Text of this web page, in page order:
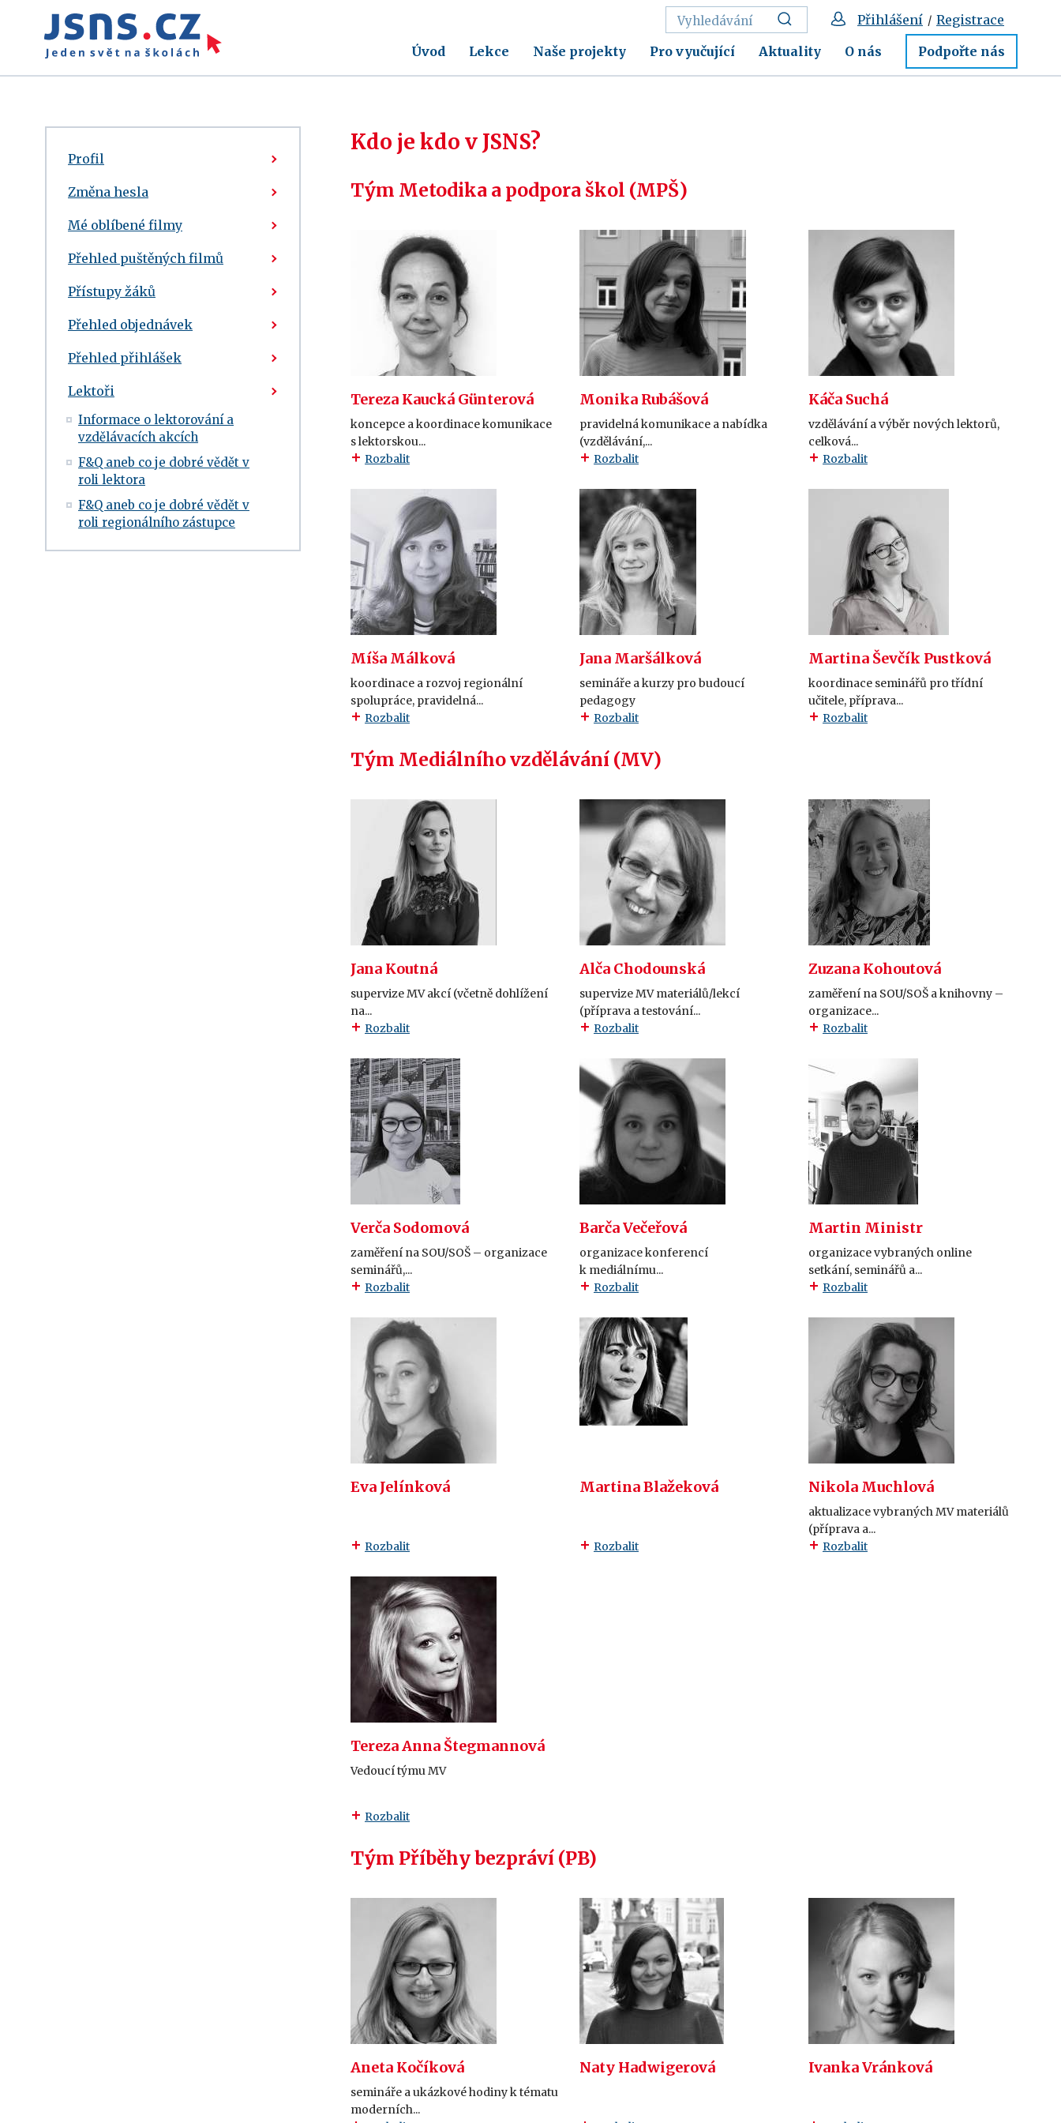
Úvod Lekce Naše projekty Pro vyučující Aktuality O nás Podpořte nás
Přihlášení / Registrace
Profil
Změna hesla
Mé oblíbené filmy
Přehled puštěných filmů
Přístupy žáků
Přehled objednávek
Přehled přihlášek
Lektoři
Informace o lektorování a
vzdělávacích akcích
F&Q aneb co je dobré vědět v
roli lektora
F&Q aneb co je dobré vědět v
roli regionálního zástupce
Kdo je kdo v JSNS?
Tým Metodika a podpora škol (MPŠ)
Tereza Kaucká Günterová
koncepce a koordinace komunikace
s lektorskou...
Rozbalit
Monika Rubášová
pravidelná komunikace a nabídka
(vzdělávání,...
Rozbalit
Káča Suchá
vzdělávání a výběr nových lektorů,
celková...
Rozbalit
Míša Málková
koordinace a rozvoj regionální
spolupráce, pravidelná...
Rozbalit
Jana Maršálková
semináře a kurzy pro budoucí
pedagogy
Rozbalit
Martina Ševčík Pustková
koordinace seminářů pro třídní
učitele, příprava...
Rozbalit
Tým Mediálního vzdělávání (MV)
Jana Koutná
supervize MV akcí (včetně dohlížení
na...
Rozbalit
Alča Chodounská
supervize MV materiálů/lekcí
(příprava a testování...
Rozbalit
Zuzana Kohoutová
zaměření na SOU/SOŠ a knihovny –
organizace...
Rozbalit
Verča Sodomová
zaměření na SOU/SOŠ – organizace
seminářů,...
Rozbalit
Barča Večeřová
organizace konferencí
k mediálnímu...
Rozbalit
Martin Ministr
organizace vybraných online
setkání, seminářů a...
Rozbalit
Eva Jelínková
Rozbalit
Martina Blažeková
Rozbalit
Nikola Muchlová
aktualizace vybraných MV materiálů
(příprava a...
Rozbalit
Tereza Anna Štegmannová
Vedoucí týmu MV
Rozbalit
Tým Příběhy bezpráví (PB)
Aneta Kočíková
semináře a ukázkové hodiny k tématu
moderních...
Naty Hadwigerová Ivanka Vránková